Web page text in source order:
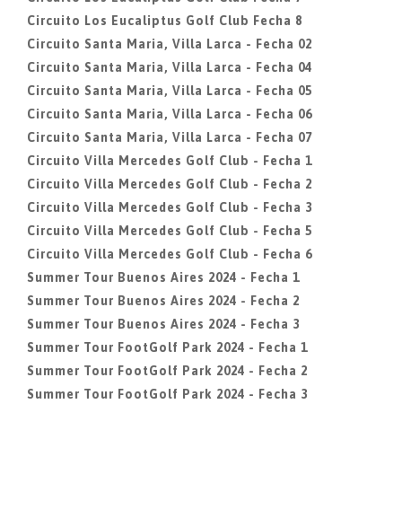
Circuito Los Eucaliptus Golf Club Fecha 8
Circuito Santa Maria, Villa Larca - Fecha 02
Circuito Santa Maria, Villa Larca - Fecha 04
Circuito Santa Maria, Villa Larca - Fecha 05
Circuito Santa Maria, Villa Larca - Fecha 06
Circuito Santa Maria, Villa Larca - Fecha 07
Circuito Villa Mercedes Golf Club - Fecha 1
Circuito Villa Mercedes Golf Club - Fecha 2
Circuito Villa Mercedes Golf Club - Fecha 3
Circuito Villa Mercedes Golf Club - Fecha 5
Circuito Villa Mercedes Golf Club - Fecha 6
Summer Tour Buenos Aires 2024 - Fecha 1
Summer Tour Buenos Aires 2024 - Fecha 2
Summer Tour Buenos Aires 2024 - Fecha 3
Summer Tour FootGolf Park 2024 - Fecha 1
Summer Tour FootGolf Park 2024 - Fecha 2
Summer Tour FootGolf Park 2024 - Fecha 3